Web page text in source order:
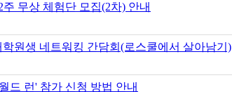
무상 체험단 모집(2차) 안내
원생 네트워킹 간담회(로스쿨에서 살아남기)
드 런' 참가 신청 방법 안내